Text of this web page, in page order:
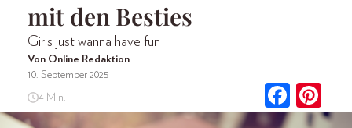
mit den Besties
Girls just wanna have fun
Von Online Redaktion
10. September 2025
4 Min.